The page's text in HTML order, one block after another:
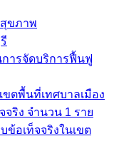
สุขภาพ
ารจัดบริการฟื้นฟู
ตพื้นที่เทศบาลเมือง
ริง จำนวน 1 ราย
ข้อเท็จจริงในเขต